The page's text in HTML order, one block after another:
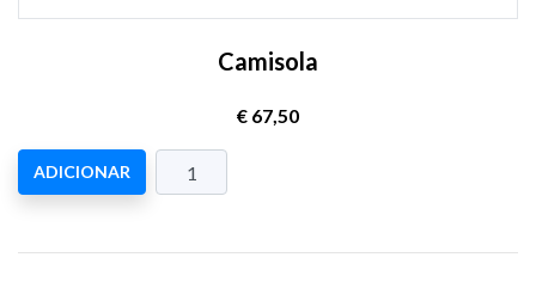
Camisola
€ 67,50
ADICIONAR